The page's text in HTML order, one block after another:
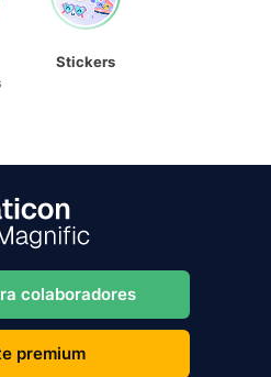
Stickers
colaboradores
premium